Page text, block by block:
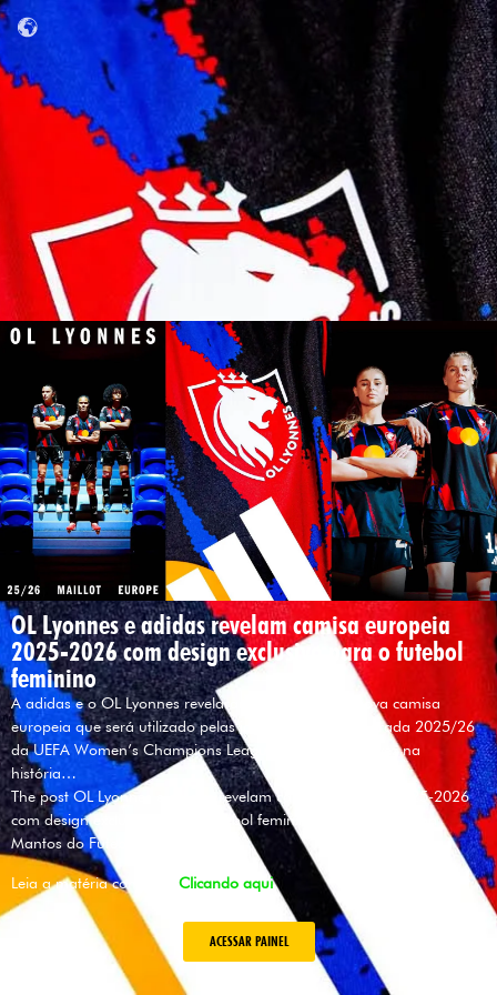
OL Lyonnes e adidas revelam camisa europeia
2025-2026 com design exclusivo para o futebol
feminino
A adidas e o OL Lyonnes revelaram oficialmente a nova camisa
europeia que será utilizado pelas jogadoras na temporada 2025/26
da UEFA Women’s Champions League. Pela primeira vez na
história…
The post OL Lyonnes e adidas revelam camisa europeia 2025-2026
com design exclusivo para o futebol feminino appeared first on
Mantos do Futebol.
Leia a matéria completa Clicando aqui
ACESSAR PAINEL